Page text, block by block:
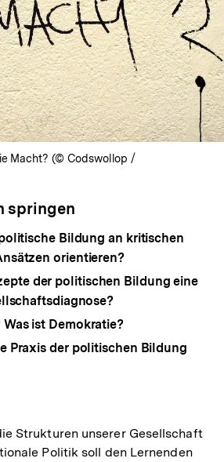
Macht? (© Codswollop /
springen
Bildung an kritischen
orientieren?
der politischen Bildung eine
ist Demokratie?
Praxis der politischen Bildung
Strukturen unserer Gesellschaft
Politik soll den Lernenden